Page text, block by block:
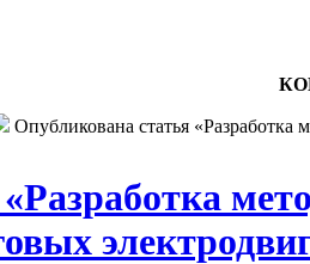
Опубликована статья «Разработка